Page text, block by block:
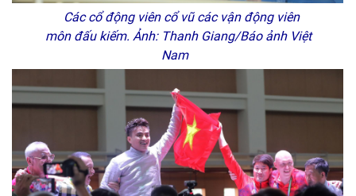
Các cổ động viên cổ vũ các vận động viên
môn đấu kiếm. Ảnh: Thanh Giang/Báo ảnh Việt
Nam